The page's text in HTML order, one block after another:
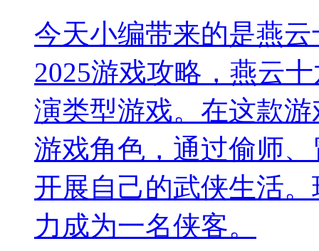
今天小编带来的是燕
2025游戏攻略，燕云
演类型游戏。在这款
游戏角色，通过偷师
开展自己的武侠生活
力成为一名侠客。